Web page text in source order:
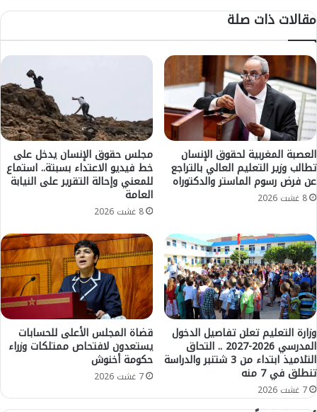
م
د
ر
ب
ة
"
ت
ج
د
د
ت
م
ه
ا
ب
م
ل
ف
ه
ا
ا
ل
م
ز
ت
ه
ب
"
ج
ن
و
ي
ة
"
ن
ت
ح
ر
ب
ط
ر
ي
ق
ة
م
ر
مقالات ذات صلة
العصبة المغربية لحقوق الإنسان
تطالب وزير التعليم العالي بالتراجع
عن فرض رسوم الماستر والدكتوراه
8 غشت 2026
مجلس حقوق الإنسان يدخل على
خط فيديو الاعتداء بسبتة.. استماع
للمعني وإحالة التقرير على النيابة
العامة
8 غشت 2026
وزارة التعليم تعلن تفاصيل الدخول
المدرسي 2026-2027 .. التحاق
التلاميذ ابتداء من 3 شتنبر والدراسة
تنطلق في 7 منه
7 غشت 2026
قضاة المجلس الأعلى للحسابات
يستعدون لافتحاص ممتلكات وزراء
حكومة أخنوش
7 غشت 2026